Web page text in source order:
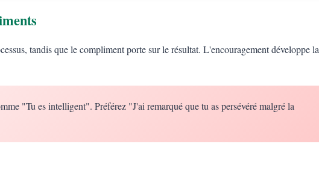
tandis que le compliment porte sur le résultat. L'encouragement développe la
"Tu es intelligent". Préférez "J'ai remarqué que tu as persévéré malgré la